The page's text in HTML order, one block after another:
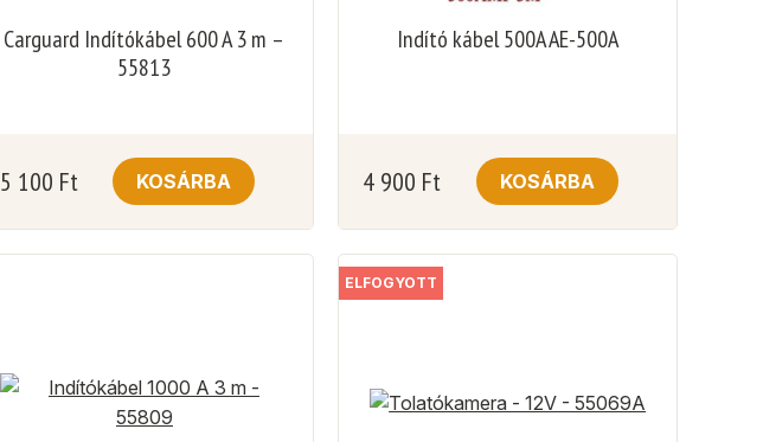
Carguard Indítókábel 600 A 3 m –
55813
5 100 Ft KOSÁRBA
Indító kábel 500A AE-500A
4 900 Ft KOSÁRBA
ELFOGYOTT